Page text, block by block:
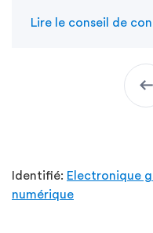
Lire le conseil de
arrow_left_alt
Identifié: Electronique
numérique